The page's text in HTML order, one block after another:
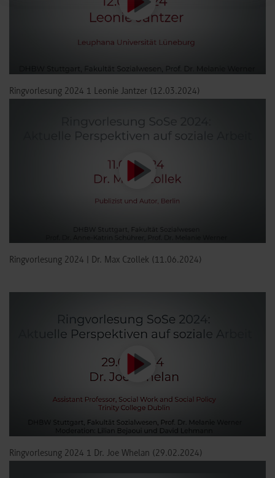
Ringvorlesung 2024 1 Leonie Jantzer (12.03.2024)
Ringvorlesung 2024 | Dr. Max Czollek (11.06.2024)
Ringvorlesung 2024 1 Dr. Joe Whelan (29.02.2024)